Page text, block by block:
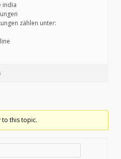
india
zählen unter:
to this topic.